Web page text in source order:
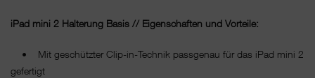
iPad mini 2 Halterung Basis // Eigenschaften und Vorteile:
• Mit geschützter Clip-in-Technik passgenau für das iPad mini 2
gefertigt